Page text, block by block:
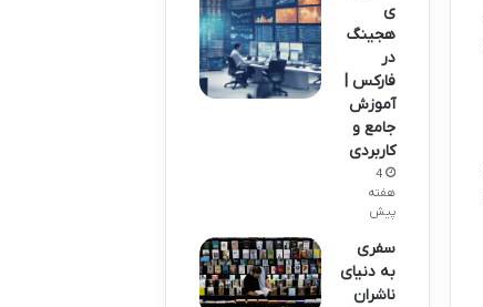
ی
هجینگ
در
فارکس |
آموزش
جامع و
کاربردی
4
هفته
پیش
سفری
به دنیای
ناشران